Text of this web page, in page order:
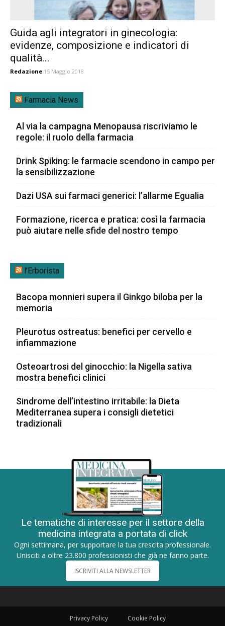
Guida agli integratori in ginecologia:
evidenze, composizione e indicatori di
qualità...
Redazione 15 Maggio 2018
Farmacia News
Al via la campagna Menopausa riscriviamo le
regole: il ruolo della farmacia
Drink Spiking: le farmacie scendono in campo per
la sensibilizzazione
Dazi USA sui farmaci generici: l’allarme Egualia
Formazione, ricerca e pratica: così la farmacia
può aiutare nelle sfide del nostro tempo
l’Erborista
Bacopa monnieri supera il Ginkgo biloba per la
memoria
Pleurotus ostreatus: benefici per cervello e
infiammazione
Osteoartrosi del ginocchio: la Nigella sativa
mostra benefici clinici
Sindrome dell’intestino irritabile: la Dieta
Mediterranea supera i consigli dietetici
tradizionali
Le tematiche di interesse per il settore della
medicina integrata a portata di click
Ogni settimana, per supportare la tua crescita professionale.
Unisciti a oltre 23.800 professionisti che già ne fanno parte.
ISCRIVITI ALLA NEWSLETTER
Privacy Policy Cookie Policy